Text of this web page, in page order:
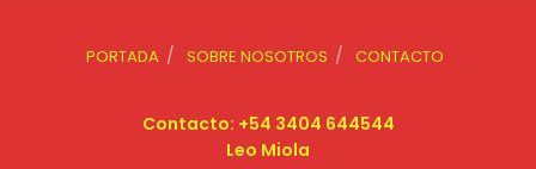
PORTADA SOBRE NOSOTROS CONTACTO
Contacto: +54 3404 644544
Leo Miola